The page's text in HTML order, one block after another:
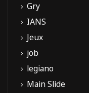
Gry
IANS
Jeux
job
legiano
Main Slide